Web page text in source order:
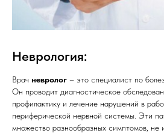
Неврология:
Врач невролог – это специалист по
Он проводит диагностическое
профилактику и лечение нарушений в
периферической нервной системы. Эти
множество разнообразных симптомов, не